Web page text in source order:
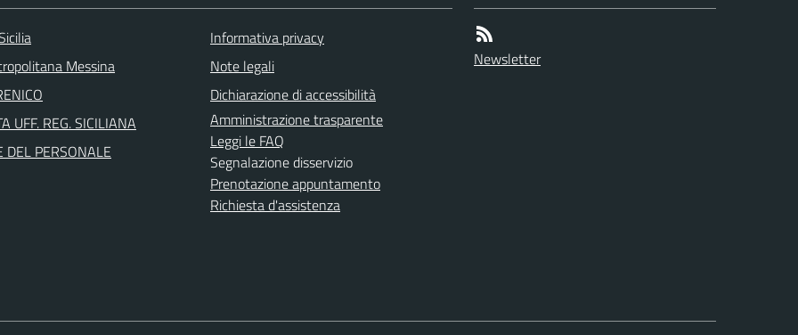
Messina
UFF. REG. SICILIANA
DEL PERSONALE
Informativa privacy
Note legali
Dichiarazione di accessibilità
Amministrazione trasparente
Leggi le FAQ
Segnalazione disservizio
Prenotazione appuntamento
Richiesta d'assistenza
Newsletter